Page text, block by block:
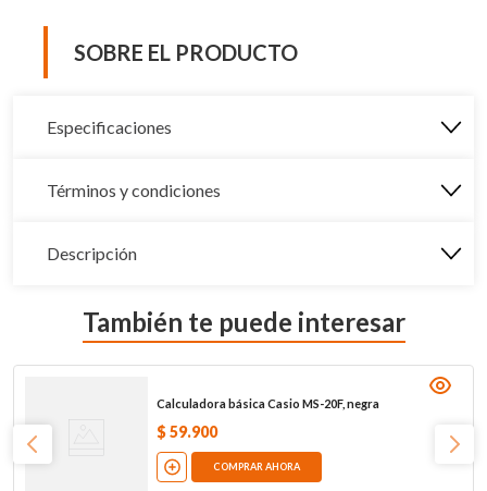
SOBRE EL PRODUCTO
Especificaciones
Términos y condiciones
Descripción
También te puede interesar
Calculadora básica Casio MS-20F, negra
$ 59.900
COMPRAR AHORA